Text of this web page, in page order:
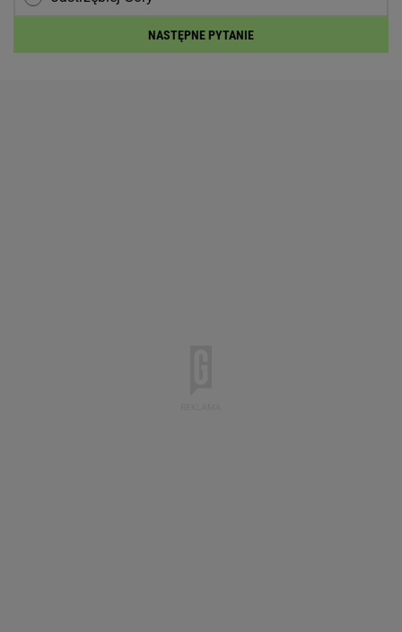
NASTĘPNE PYTANIE